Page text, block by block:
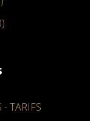
- TARIFS